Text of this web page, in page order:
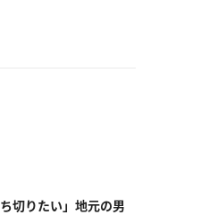
切りたい」地元の男